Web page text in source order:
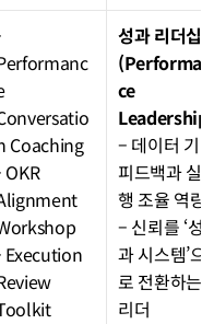
Coaching
OKR
Execution
성과 리더십
(Performan
ce
Leadership)
– 데이터 기
피드백과 실
행 조율 역량
– 신뢰를 ‘성
과 시스템’으
로 전환하는
리더